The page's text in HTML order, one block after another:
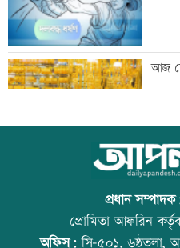
আজ
আজ
আজ
প্রধান
প্রোমিতা আফরিন
অফিস:সি-৫০১, ৬ষ্ঠতলা,